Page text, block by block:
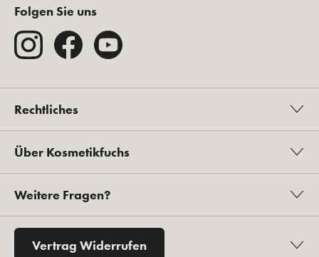
Folgen Sie uns
Rechtliches
Über Kosmetikfuchs
Weitere Fragen?
Vertrag Widerrufen